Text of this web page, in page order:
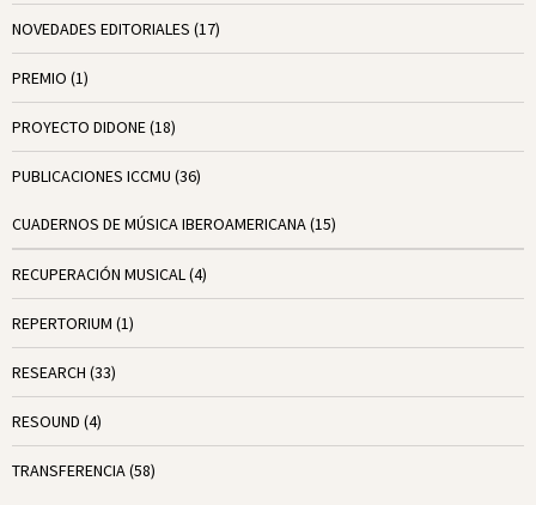
NOVEDADES EDITORIALES (17)
PREMIO (1)
PROYECTO DIDONE(18)
PUBLICACIONES ICCMU (36)
CUADERNOS DE MÚSICA IBEROAMERICANA(15)
RECUPERACIÓN MUSICAL(4)
REPERTORIUM (1)
RESEARCH (33)
RESOUND (4)
TRANSFERENCIA(58)